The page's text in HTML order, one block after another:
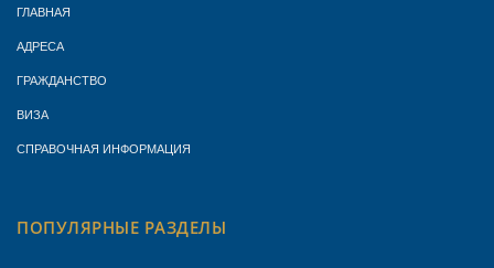
ГЛАВНАЯ
АДРЕСА
ГРАЖДАНСТВО
ВИЗА
СПРАВОЧНАЯ ИНФОРМАЦИЯ
ПОПУЛЯРНЫЕ РАЗДЕЛЫ